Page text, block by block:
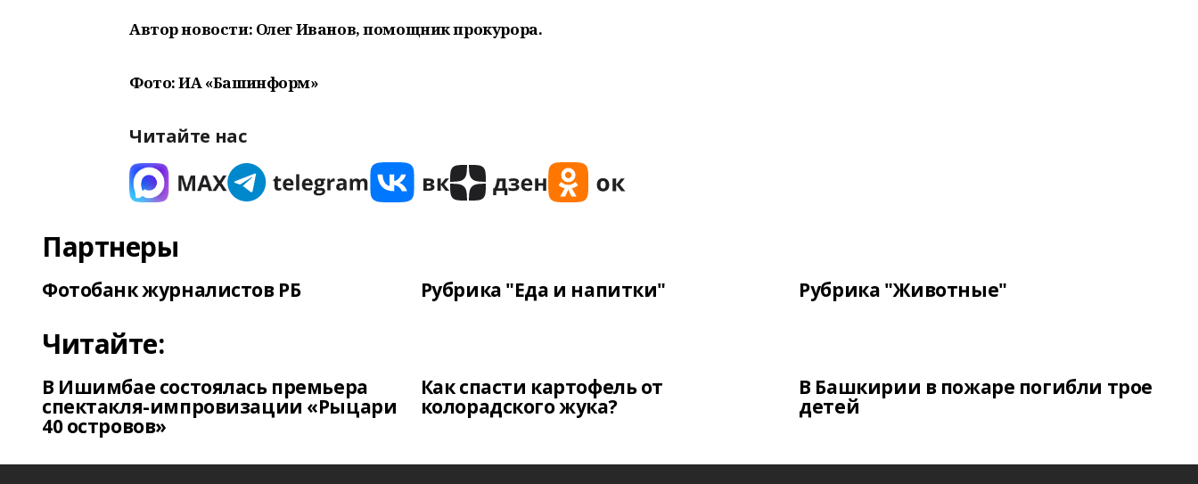
Автор новости: Олег Иванов, помощник прокурора.
Фото: ИА «Башинформ»
Читайте нас
Партнеры
Фотобанк журналистов РБ Рубрика "Еда и напитки" Рубрика "Животные"
Читайте:
В Ишимбае состоялась премьера
спектакля-импровизации «Рыцари
40 островов»
Как спасти картофель от
колорадского жука?
В Башкирии в пожаре погибли трое
детей